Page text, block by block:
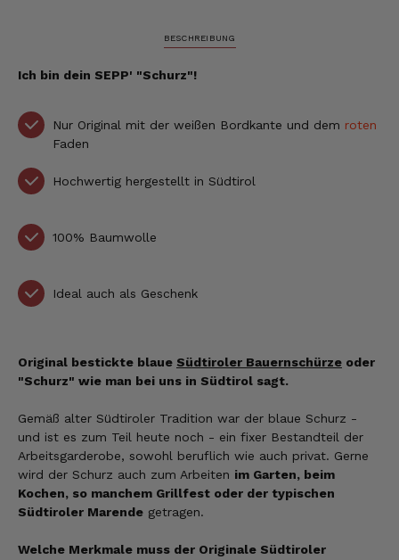
BESCHREIBUNG
Ich bin dein SEPP' "Schurz"!
Nur Original mit der weißen Bordkante und dem roten
Faden
Hochwertig hergestellt in Südtirol
100% Baumwolle
Ideal auch als Geschenk
Original bestickte blaue Südtiroler Bauernschürze oder
"Schurz" wie man bei uns in Südtirol sagt.
Gemäß alter Südtiroler Tradition war der blaue Schurz -
und ist es zum Teil heute noch - ein fixer Bestandteil der
Arbeitsgarderobe, sowohl beruflich wie auch privat. Gerne
wird der Schurz auch zum Arbeiten im Garten, beim
Kochen, so manchem Grillfest oder der typischen
Südtiroler Marende getragen.
Welche Merkmale muss der Originale Südtiroler